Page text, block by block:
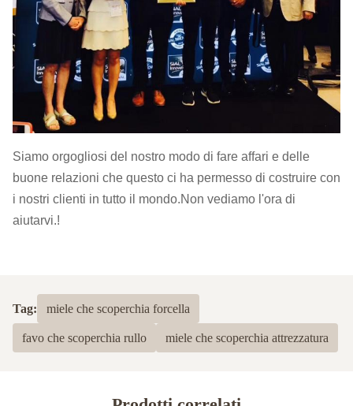
Siamo orgogliosi del nostro modo di fare affari e delle
buone relazioni che questo ci ha permesso di costruire con
i nostri clienti in tutto il mondo.Non vediamo l'ora di
aiutarvi.!
Tag: miele che scoperchia forcella
favo che scoperchia rullo miele che scoperchia attrezzatura